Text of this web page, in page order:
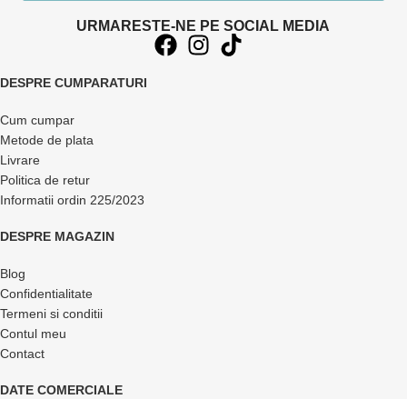
URMARESTE-NE PE SOCIAL MEDIA
DESPRE CUMPARATURI
Cum cumpar
Metode de plata
Livrare
Politica de retur
Informatii ordin 225/2023
DESPRE MAGAZIN
Blog
Confidentialitate
Termeni si conditii
Contul meu
Contact
DATE COMERCIALE